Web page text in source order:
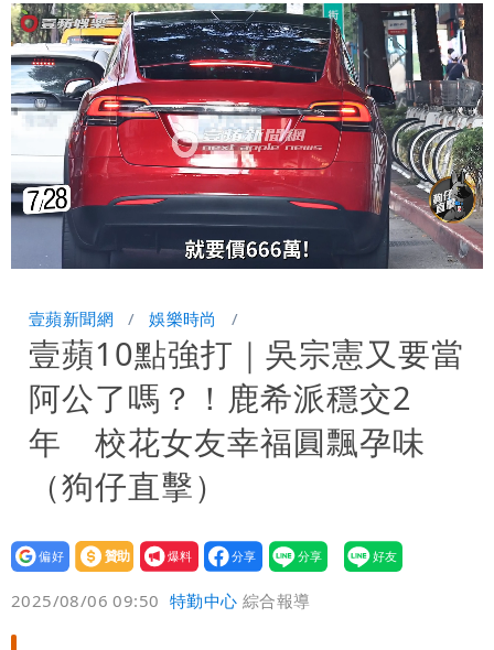
建議：這是保護慈濟
台北今天竟沒颱風假 沈伯洋競選總幹事
痛罵「蔣萬安無能無恥」
白海豚發威！內褲掛陽台被吹走 議員神
回1句笑翻10萬人
Loaded:
45.32%
壹蘋新聞網 娛樂時尚
壹蘋10點強打｜吳宗憲又要當
阿公了嗎？！鹿希派穩交2
年 校花女友幸福圓飄孕味
（狗仔直擊）
設為
贊助
我要
爆料
2025/08/06 09:50 特勤中心 綜合報導